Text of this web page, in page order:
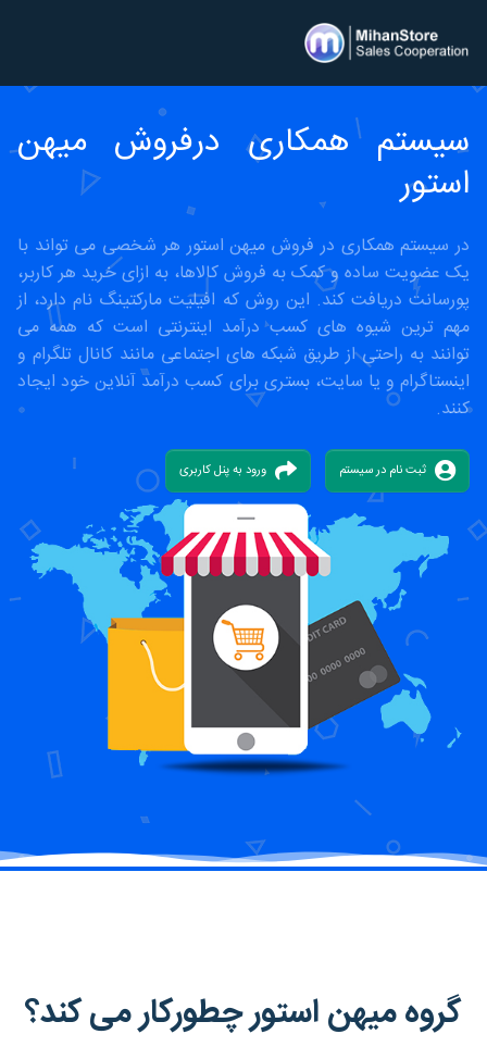
سیستم همکاری درفروش میهن
استور
در سیستم همکاری در فروش میهن استور هر شخصی می تواند با
یک عضویت ساده و کمک به فروش کالاها، به ازای خرید هر کاربر،
پورسانت دریافت کند. این روش که افیلیت مارکتینگ نام دارد، از
مهم ترین شیوه های کسب درآمد اینترنتی است که همه می
توانند به راحتی از طریق شبکه های اجتماعی مانند کانال تلگرام و
اینستاگرام و یا سایت، بستری برای کسب درآمد آنلاین خود ایجاد
کنند.
ثبت نام در سیستم ورود به پنل کاربری
گروه میهن استور چطورکار می کند؟